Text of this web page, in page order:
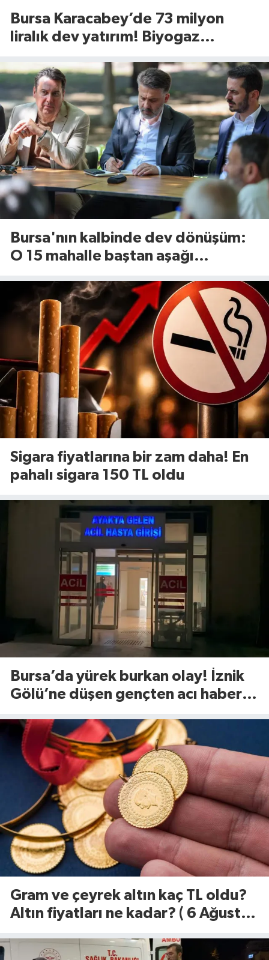
Bursa Karacabey’de 73 milyon
liralık dev yatırım! Biyogaz
yükseliyor
Bursa'nın kalbinde dev dönüşüm:
O 15 mahalle baştan aşağı
Sigara fiyatlarına bir zam daha! En
pahalı sigara 150 TL oldu
Bursa’da yürek burkan olay! İznik
Gölü’ne düşen gençten acı haber
Gram ve çeyrek altın kaç TL oldu?
Altın fiyatları ne kadar? ( 6 Ağustos